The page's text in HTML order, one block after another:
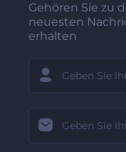
Gehören Sie zu
neuesten
erhalten